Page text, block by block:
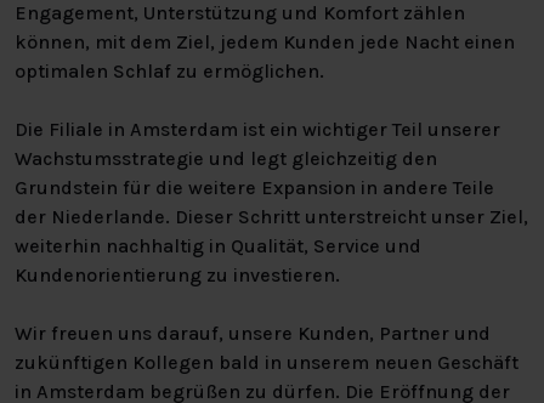
Engagement, Unterstützung und Komfort zählen
können, mit dem Ziel, jedem Kunden jede Nacht einen
optimalen Schlaf zu ermöglichen.
Die Filiale in Amsterdam ist ein wichtiger Teil unserer
Wachstumsstrategie und legt gleichzeitig den
Grundstein für die weitere Expansion in andere Teile
der Niederlande. Dieser Schritt unterstreicht unser Ziel,
weiterhin nachhaltig in Qualität, Service und
Kundenorientierung zu investieren.
Wir freuen uns darauf, unsere Kunden, Partner und
zukünftigen Kollegen bald in unserem neuen Geschäft
in Amsterdam begrüßen zu dürfen. Die Eröffnung der